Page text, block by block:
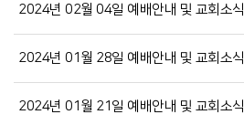
2024년 02월 04일 예배안내 및 교회소식
2024년 01월 28일 예배안내 및 교회소식
2024년 01월 21일 예배안내 및 교회소식